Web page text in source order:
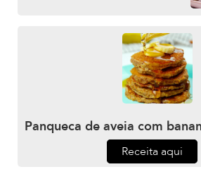
Panqueca de aveia com
Receita aqui